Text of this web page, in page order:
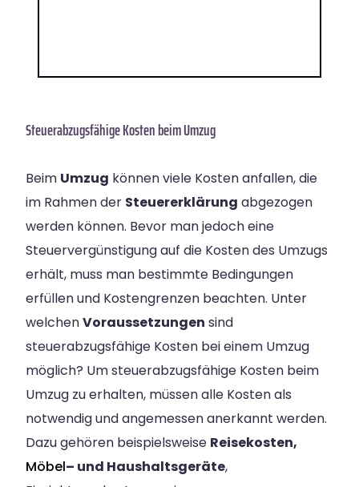
Steuerabzugsfähige Kosten beim Umzug
Beim Umzug können viele Kosten anfallen, die
im Rahmen der Steuererklärung abgezogen
werden können. Bevor man jedoch eine
Steuervergünstigung auf die Kosten des Umzugs
erhält, muss man bestimmte Bedingungen
erfüllen und Kostengrenzen beachten. Unter
welchenVoraussetzungen sind
steuerabzugsfähige Kosten bei einem Umzug
möglich? Um steuerabzugsfähige Kosten beim
Umzug zu erhalten, müssen alle Kosten als
notwendig und angemessen anerkannt werden.
Dazu gehören beispielsweise Reisekosten,
Möbel– und Haushaltsgeräte,